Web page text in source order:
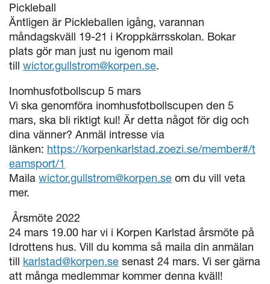
Pickleball
Äntligen är Pickleballen igång, varannan
måndagskväll 19-21 i Kroppkärrsskolan. Bokar
plats gör man just nu igenom mail
till wictor.gullstrom@korpen.se.
Inomhusfotbollscup 5 mars
Vi ska genomföra inomhusfotbollscupen den 5
mars, ska bli riktigt kul! Är detta något för dig och
dina vänner? Anmäl intresse via
länken: https://korpenkarlstad.zoezi.se/member#/t
eamsport/1
Maila wictor.gullstrom@korpen.se om du vill veta
mer.
Årsmöte 2022
24 mars 19.00 har vi i Korpen Karlstad årsmöte på
Idrottens hus. Vill du komma så maila din anmälan
till karlstad@korpen.se senast 24 mars. Vi ser gärna
att många medlemmar kommer denna kväll!